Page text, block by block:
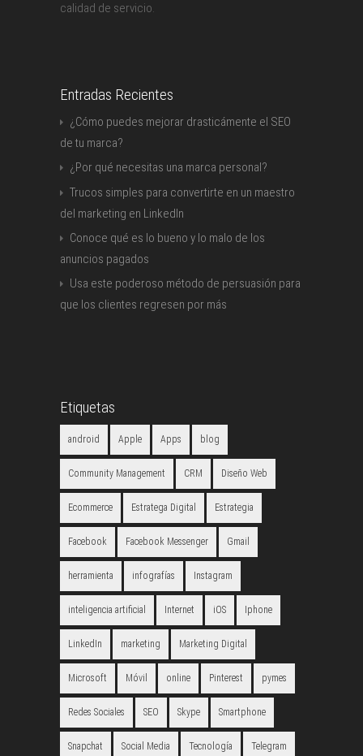
calidad de servicio.
Entradas Recientes
¿Cómo puedes mejorar drasticámente el SEO
de tu marca?
¿Por qué necesitas una marca personal?
Trucos simples para convertirte en un maestro
del marketing en LinkedIn
Conoce qué es lo bueno y lo malo de los
anuncios pagados
Usa este poderoso método de persuasión para
que los clientes regresen por más
Etiquetas
android Apple Apps blog
Community Management CRM Diseño Web
Ecommerce Estratega Digital Estrategia
Facebook Facebook Messenger Gmail
herramienta infografías Instagram
inteligencia artificial Internet iOS Iphone
LinkedIn marketing Marketing Digital
Microsoft Móvil online Pinterest pymes
Redes Sociales SEO Skype Smartphone
Snapchat Social Media Tecnología Telegram